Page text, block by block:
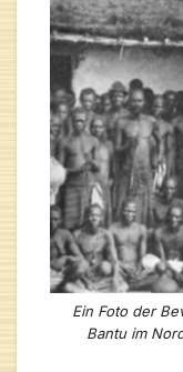
Ein Foto der
Bantu im